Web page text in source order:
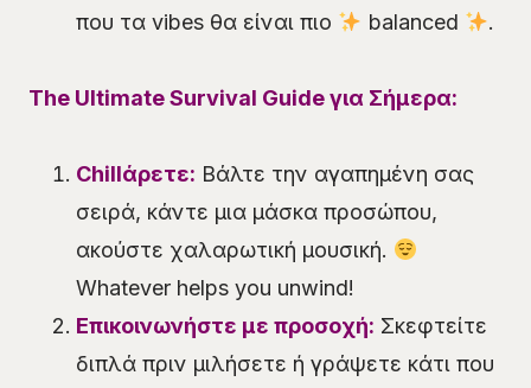
που τα vibes θα είναι πιο balanced .
The Ultimate Survival Guide για Σήμερα:
Chillάρετε: Βάλτε την αγαπημένη σας
σειρά, κάντε μια μάσκα προσώπου,
ακούστε χαλαρωτική μουσική.
Whatever helps you unwind!
Επικοινωνήστε με προσοχή: Σκεφτείτε
διπλά πριν μιλήσετε ή γράψετε κάτι που